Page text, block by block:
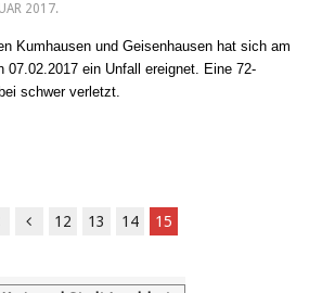
2017.
Kumhausen und Geisenhausen hat sich am
07.02.2017 ein Unfall ereignet. Eine 72-
schwer verletzt.
12 13 14 15